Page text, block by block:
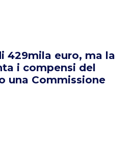
429mila euro, ma la
i compensi del
una Commissione